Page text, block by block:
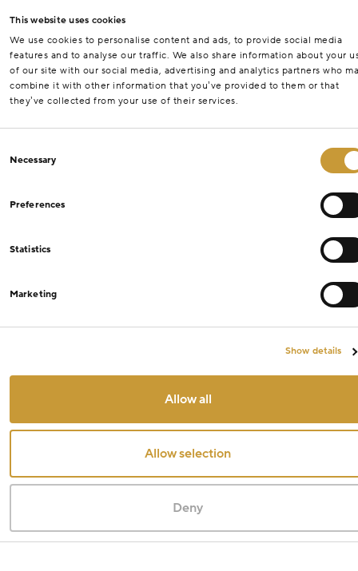
This website uses cookies
We use cookies to personalise content and ads, to provide social media
features and to analyse our traffic. We also share information about your
of our site with our social media, advertising and analytics partners who
combine it with other information that you’ve provided to them or that
they’ve collected from your use of their services.
Selection
Necessary
Preferences
Statistics
Marketing
Show details
Allow all
Allow selection
Deny